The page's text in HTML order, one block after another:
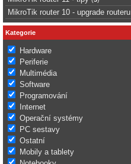
MikroTik router 10 - upgrade routeru
Kategorie
Hardware
Periferie
Multimédia
Software
Programování
Internet
Operační systémy
PC sestavy
Ostatní
Mobily a tablety